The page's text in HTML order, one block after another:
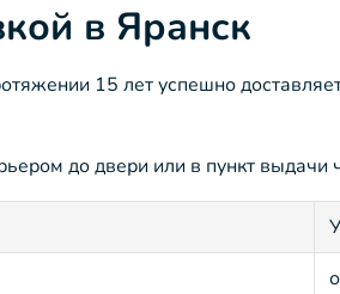
в Яранск
15 лет успешно
до двери или в пункт выдачи